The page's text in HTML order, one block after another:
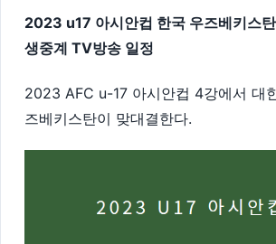
2023 u17 아시안컵 한국 우즈베키스
생중계 TV방송 일정
2023 AFC u-17 아시안컵 4강에서 대
즈베키스탄이 맞대결한다.